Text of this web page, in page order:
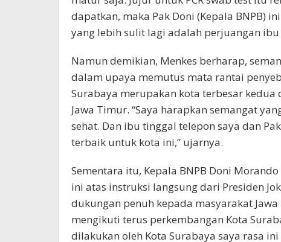
dapatkan, maka Pak Doni (Kepala BNPB)
yang lebih sulit lagi adalah perjuangan ibu
Namun demikian, Menkes berharap,
dalam upaya memutus mata rantai
Surabaya merupakan kota terbesar
Jawa Timur. “Saya harapkan semangat
sehat. Dan ibu tinggal telepon saya dan
terbaik untuk kota ini,” ujarnya.
Sementara itu, Kepala BNPB Doni
ini atas instruksi langsung dari Presiden
dukungan penuh kepada masyarakat
mengikuti terus perkembangan Kota
dilakukan oleh Kota Surabaya saya rasa